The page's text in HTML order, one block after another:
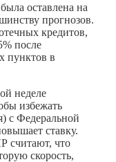
оставлена на
прогнозов.
кредитов,
после
пунктов в
неделе
избежать
с Федеральной
ставку.
считают, что
скорость,